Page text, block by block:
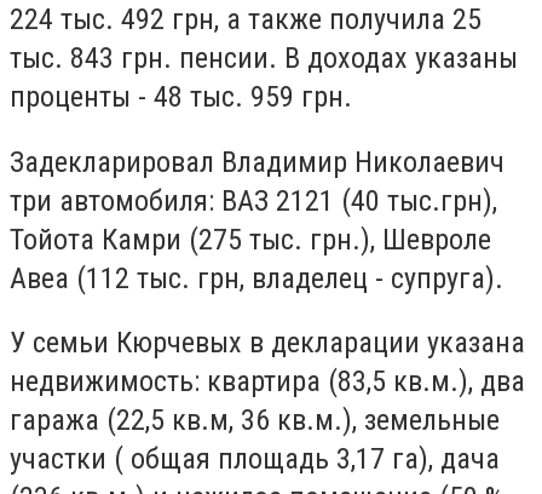
224 тыс. 492 грн, а также получила 25
тыс. 843 грн. пенсии. В доходах указаны
проценты - 48 тыс. 959 грн.
Задекларировал Владимир Николаевич
три автомобиля: ВАЗ 2121 (40 тыс.грн),
Тойота Камри (275 тыс. грн.), Шевроле
Авеа (112 тыс. грн, владелец - супруга).
У семьи Кюрчевых в декларации указана
недвижимость: квартира (83,5 кв.м.), два
гаража (22,5 кв.м, 36 кв.м.), земельные
участки ( общая площадь 3,17 га), дача